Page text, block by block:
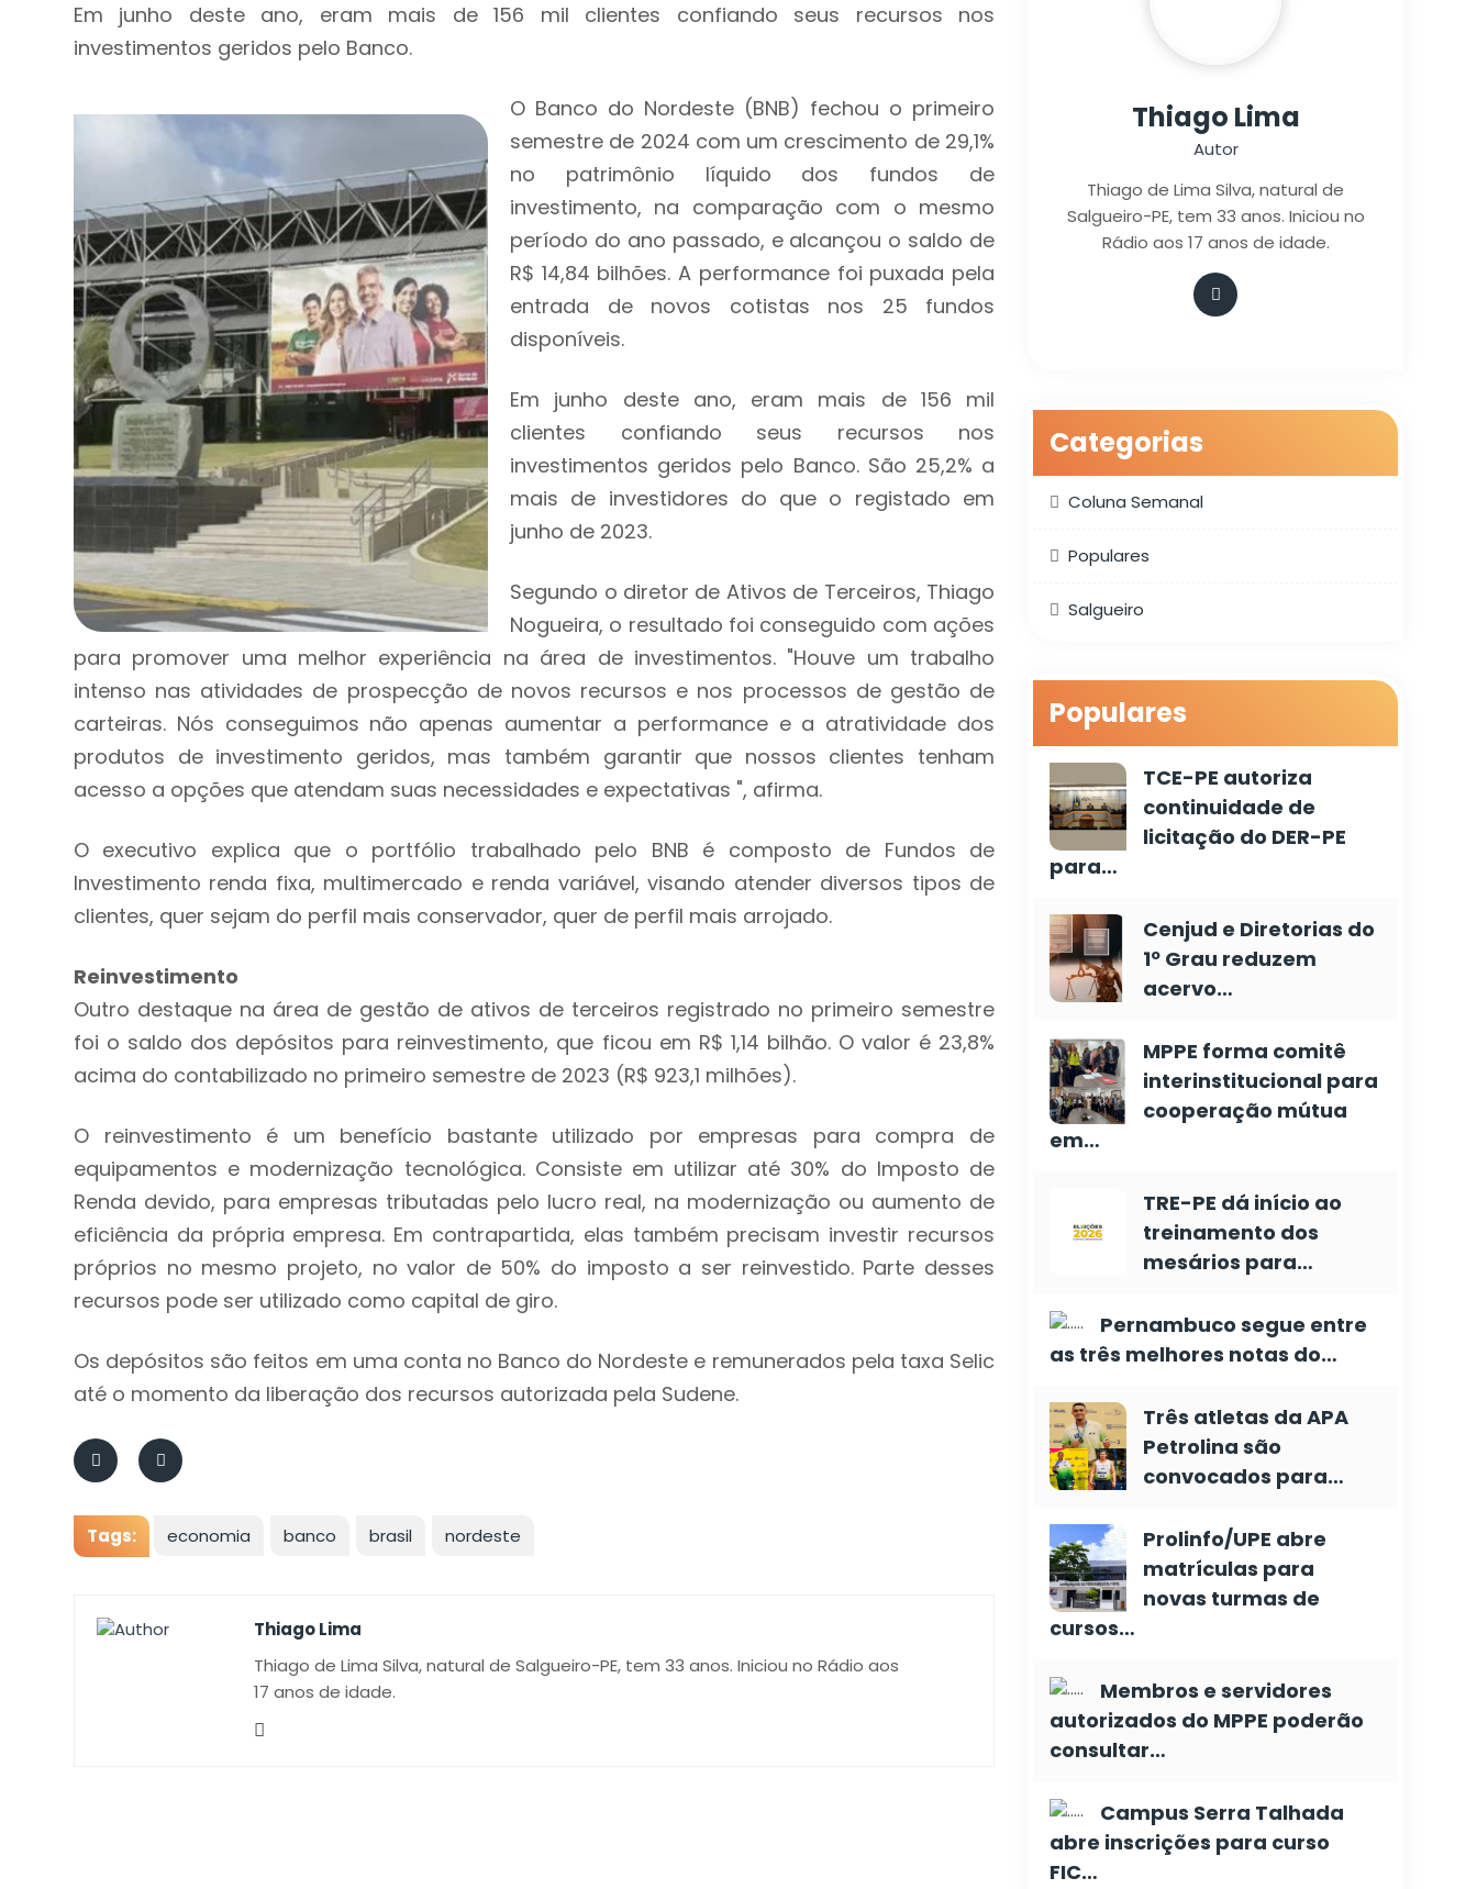
Em junho deste ano, eram mais de 156 mil clientes confiando seus recursos nos
investimentos geridos pelo Banco.
O Banco do Nordeste (BNB) fechou o primeiro
semestre de 2024 com um crescimento de 29,1%
no patrimônio líquido dos fundos de
investimento, na comparação com o mesmo
período do ano passado, e alcançou o saldo de
R$ 14,84 bilhões. A performance foi puxada pela
entrada de novos cotistas nos 25 fundos
disponíveis.
Em junho deste ano, eram mais de 156 mil
clientes confiando seus recursos nos
investimentos geridos pelo Banco. São 25,2% a
mais de investidores do que o registado em
junho de 2023.
Segundo o diretor de Ativos de Terceiros, Thiago
Nogueira, o resultado foi conseguido com ações
para promover uma melhor experiência na área de investimentos. "Houve um trabalho
intenso nas atividades de prospecção de novos recursos e nos processos de gestão de
carteiras. Nós conseguimos não apenas aumentar a performance e a atratividade dos
produtos de investimento geridos, mas também garantir que nossos clientes tenham
acesso a opções que atendam suas necessidades e expectativas ", afirma.
O executivo explica que o portfólio trabalhado pelo BNB é composto de Fundos de
Investimento renda fixa, multimercado e renda variável, visando atender diversos tipos de
clientes, quer sejam do perfil mais conservador, quer de perfil mais arrojado.
Reinvestimento
Outro destaque na área de gestão de ativos de terceiros registrado no primeiro semestre
foi o saldo dos depósitos para reinvestimento, que ficou em R$ 1,14 bilhão. O valor é 23,8%
acima do contabilizado no primeiro semestre de 2023 (R$ 923,1 milhões).
O reinvestimento é um benefício bastante utilizado por empresas para compra de
equipamentos e modernização tecnológica. Consiste em utilizar até 30% do Imposto de
Renda devido, para empresas tributadas pelo lucro real, na modernização ou aumento de
eficiência da própria empresa. Em contrapartida, elas também precisam investir recursos
próprios no mesmo projeto, no valor de 50% do imposto a ser reinvestido. Parte desses
recursos pode ser utilizado como capital de giro.
Os depósitos são feitos em uma conta no Banco do Nordeste e remunerados pela taxa Selic
até o momento da liberação dos recursos autorizada pela Sudene.
Tags: economia banco brasil nordeste
Thiago Lima
Thiago de Lima Silva, natural de Salgueiro-PE, tem 33 anos. Iniciou no Rádio aos
17 anos de idade.
Thiago Lima
Autor
Thiago de Lima Silva, natural de
Salgueiro-PE, tem 33 anos. Iniciou no
Rádio aos 17 anos de idade.
Categorias
Coluna Semanal
Populares
Salgueiro
Populares
TCE-PE autoriza
continuidade de
licitação do DER-PE
para…
Cenjud e Diretorias do
1º Grau reduzem
acervo…
MPPE forma comitê
interinstitucional para
cooperação mútua
em…
TRE-PE dá início ao
treinamento dos
mesários para…
Pernambuco segue entre
as três melhores notas do…
Três atletas da APA
Petrolina são
convocados para…
Prolinfo/UPE abre
matrículas para
novas turmas de
cursos…
Membros e servidores
autorizados do MPPE poderão
consultar…
Campus Serra Talhada
abre inscrições para curso
FIC…